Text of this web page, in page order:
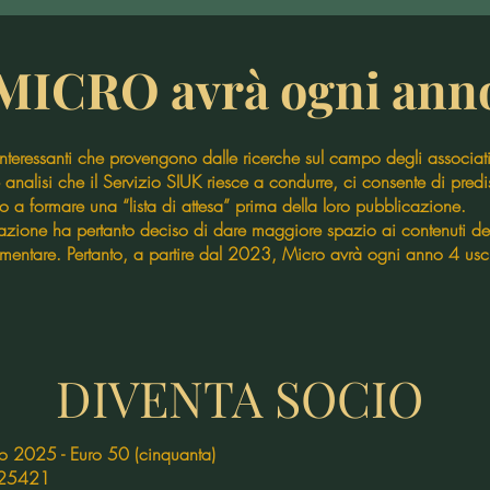
avrà ogni
che provengono dalle ricerche sul campo degli
che il Servizio SIUK riesce a condurre, ci consente di
a formare una “lista di attesa” prima della loro pubblicazione.
ha pertanto deciso di dare maggiore spazio ai contenuti
Pertanto, a partire dal 2023, Micro avrà ogni anno 4
DIVENTA SOCIO
2025 - Euro 50 (cinquanta)